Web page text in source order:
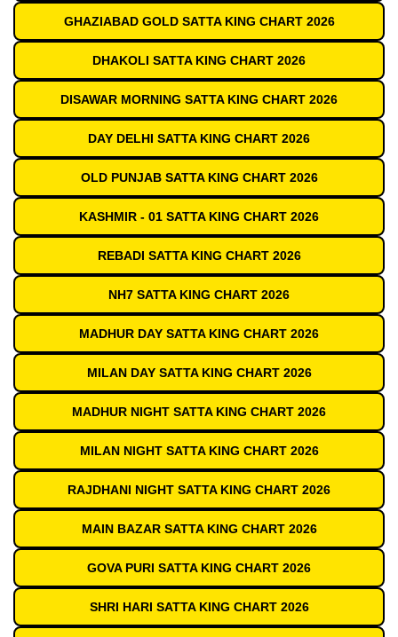
GHAZIABAD GOLD SATTA KING CHART 2026
DHAKOLI SATTA KING CHART 2026
DISAWAR MORNING SATTA KING CHART 2026
DAY DELHI SATTA KING CHART 2026
OLD PUNJAB SATTA KING CHART 2026
KASHMIR - 01 SATTA KING CHART 2026
REBADI SATTA KING CHART 2026
NH7 SATTA KING CHART 2026
MADHUR DAY SATTA KING CHART 2026
MILAN DAY SATTA KING CHART 2026
MADHUR NIGHT SATTA KING CHART 2026
MILAN NIGHT SATTA KING CHART 2026
RAJDHANI NIGHT SATTA KING CHART 2026
MAIN BAZAR SATTA KING CHART 2026
GOVA PURI SATTA KING CHART 2026
SHRI HARI SATTA KING CHART 2026